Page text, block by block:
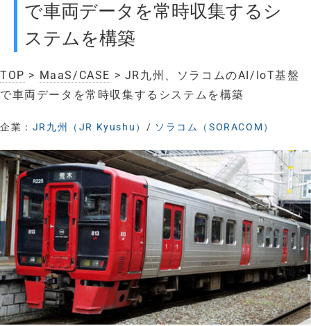
で車両データを常時収集するシ
ステムを構築
TOP > MaaS/CASE > JR九州、ソラコムのAI/IoT基盤
で車両データを常時収集するシステムを構築
企業： JR九州（JR Kyushu） / ソラコム（SORACOM）